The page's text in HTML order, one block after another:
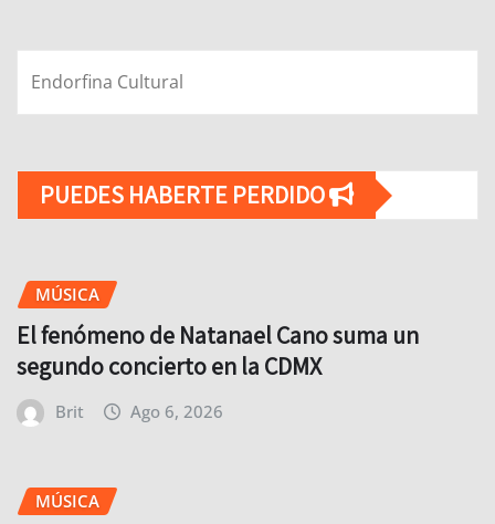
Endorfina Cultural
PUEDES HABERTE PERDIDO
MÚSICA
El fenómeno de Natanael Cano suma un
segundo concierto en la CDMX
Brit Ago 6, 2026
MÚSICA